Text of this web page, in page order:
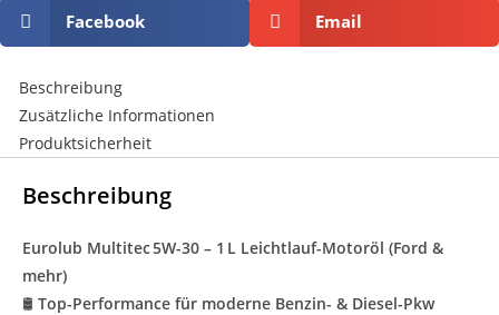
Facebook Email
Beschreibung
Zusätzliche Informationen
Produktsicherheit
Beschreibung
Eurolub Multitec 5W-30 – 1 L Leichtlauf-Motoröl (Ford &
mehr)
🛢️ Top-Performance für moderne Benzin- & Diesel-Pkw